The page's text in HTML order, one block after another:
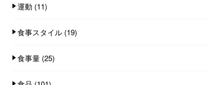
運動 (11)
食事スタイル (19)
食事量 (25)